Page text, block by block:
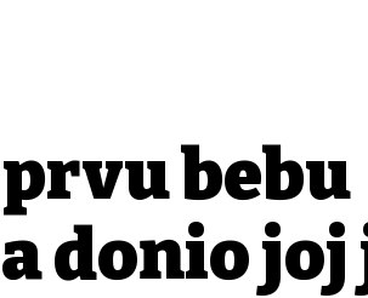
bebu
a donio joj